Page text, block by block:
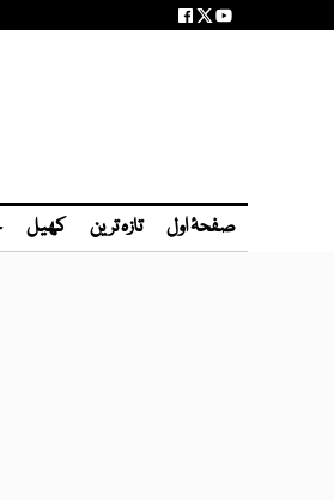
صفحۂ اول تازہ ترین کھیل